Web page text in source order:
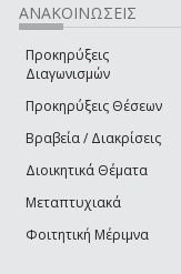
ΑΝΑΚΟΙΝΩΣΕΙΣ
Προκηρύξεις
Διαγωνισμών
Προκηρύξεις Θέσεων
Βραβεία / Διακρίσεις
Διοικητικά Θέματα
Μεταπτυχιακά
Φοιτητική Μέριμνα